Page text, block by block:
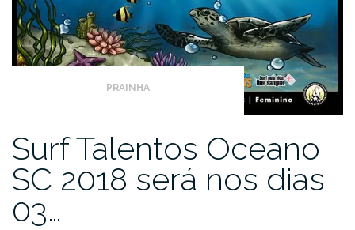
PRAINHA
Surf Talentos Oceano
SC 2018 será nos dias
03…